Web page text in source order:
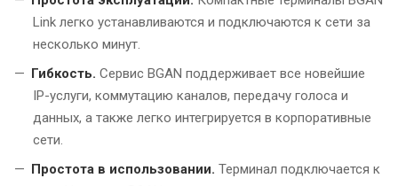
Link легко устанавливаются и подключаются к сети за
несколько минут.
Гибкость. Сервис BGAN поддерживает все новейшие
IP-услуги, коммутацию каналов, передачу голоса и
данных, а также легко интегрируется в корпоративные
сети.
Простота в использовании. Терминал подключается к